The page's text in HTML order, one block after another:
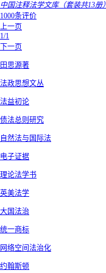
中国注释法学文库（套装共13册）
1000条评价
上一页
1/1
下一页
田思源著
法政思想文丛
法益初论
债法总则研究
自然法与国际法
电子证据
理论法学书
英美法学
大国法治
统一商标
网络空间法治化
约翰斯顿